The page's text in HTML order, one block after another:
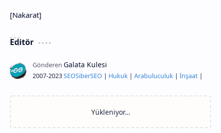
[Nakarat]
Editör
2007-2023SEOSiberSEO | Hukuk | Arabuluculuk | İnşaat |